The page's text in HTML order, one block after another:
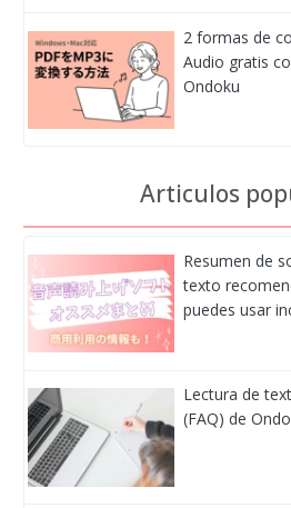
2 formas de
Audio gratis
Ondoku
Articulos
Resumen de
texto
puedes usar
Lectura de
(FAQ) de